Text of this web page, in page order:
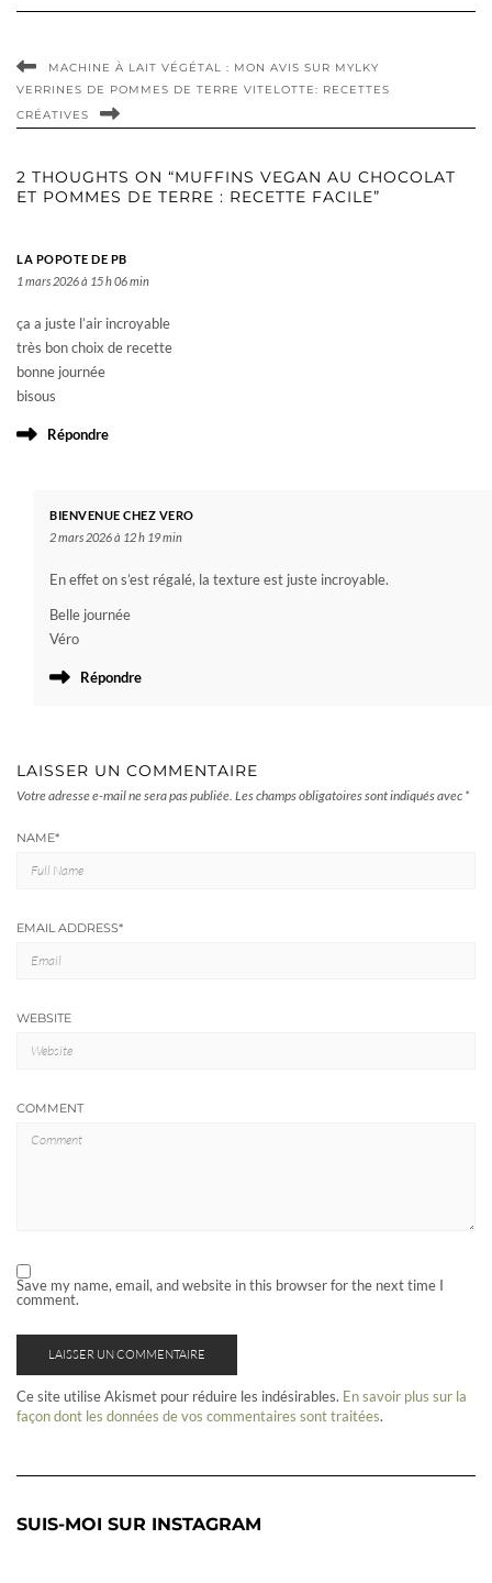
MACHINE À LAIT VÉGÉTAL : MON AVIS SUR MYLKY
VERRINES DE POMMES DE TERRE VITELOTTE: RECETTES
CRÉATIVES
2 THOUGHTS ON “MUFFINS VEGAN AU CHOCOLAT
ET POMMES DE TERRE : RECETTE FACILE”
LA POPOTE DE PB
1 mars 2026 à 15 h 06 min
ça a juste l’air incroyable
très bon choix de recette
bonne journée
bisous
Répondre
BIENVENUE CHEZ VERO
2 mars 2026 à 12 h 19 min
En effet on s’est régalé, la texture est juste incroyable.
Belle journée
Véro
Répondre
LAISSER UN COMMENTAIRE
Votre adresse e-mail ne sera pas publiée. Les champs obligatoires sont indiqués avec *
NAME*
EMAIL ADDRESS*
WEBSITE
COMMENT
Save my name, email, and website in this browser for the next time I
comment.
Ce site utilise Akismet pour réduire les indésirables. En savoir plus sur la
façon dont les données de vos commentaires sont traitées.
SUIS-MOI SUR INSTAGRAM